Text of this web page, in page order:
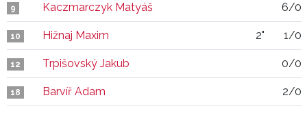
9 Kaczmarczyk Matyáš 6/0
10 Hižnaj Maxim 2" 1/0
12 Trpišovský Jakub 0/0
18 Barvíř Adam 2/0